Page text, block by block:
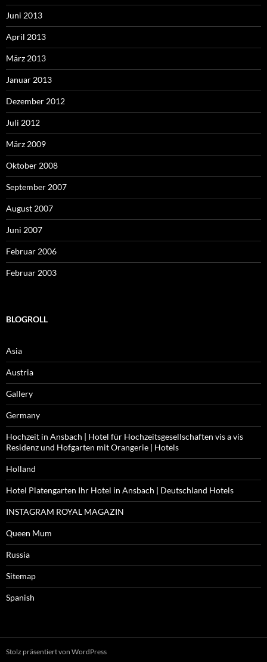
Juni 2013
April 2013
März 2013
Januar 2013
Dezember 2012
Juli 2012
März 2009
Oktober 2008
September 2007
August 2007
Juni 2007
Februar 2006
Februar 2003
BLOGROLL
Asia
Austria
Gallery
Germany
Hochzeit in Ansbach | Hotel für Hochzeitsgesellschaften vis a vis
Residenz und Hofgarten mit Orangerie | Hotels
Holland
Hotel Platengarten Ihr Hotel in Ansbach | Deutschland Hotels
INSTAGRAM ROYAL MAGAZIN
Queen Mum
Russia
Sitemap
Spanish
Stolz präsentiert von WordPress